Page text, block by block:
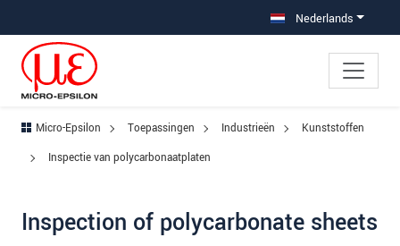
Nederlands
Micro-Epsilon Toepassingen Industrieën
Kunststoffen
Inspectie van polycarbonaatplaten
Inspection of polycarbonate sheets